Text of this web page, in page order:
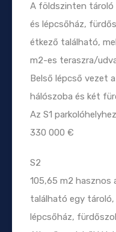
A földszinten tároló
és lépcsőház,
étkező található,
m2-es teraszra/
Belső lépcső vezet
hálószoba és két
Az S1
330 000 €
S2
105,65 m2 hasznos
található egy tároló,
lépcsőház,